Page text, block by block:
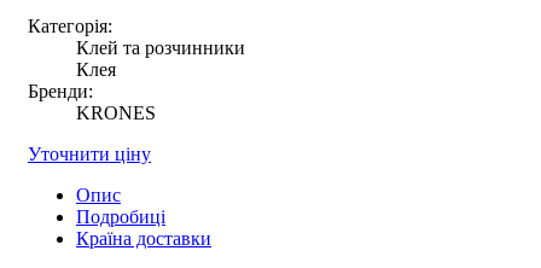
Категорія:
Клей та розчинники
Клея
Бренди:
KRONES
Уточнити ціну
Опис
Подробиці
Країна доставки